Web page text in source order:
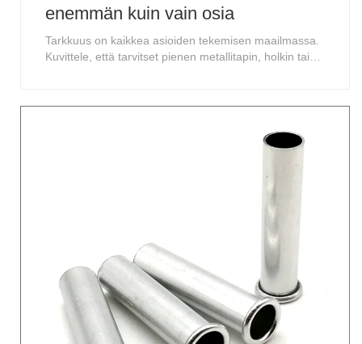
enemmän kuin vain osia
Tarkkuus on kaikkea asioiden tekemisen maailmassa.
Kuvittele, että tarvitset pienen metallitapin, holkin tai
Tässä tulee esiin CNC-sorvaus.